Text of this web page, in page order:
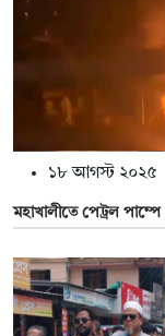
১৮ আগস্ট ২০২৫
মহাখালীতে পেট্রল